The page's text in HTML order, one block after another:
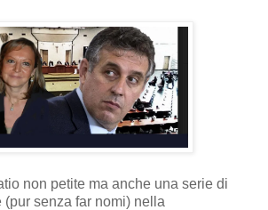
non petite ma anche una serie di
senza far nomi) nella